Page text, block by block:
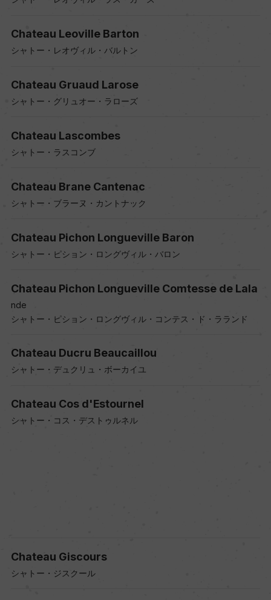
Chateau Leoville Barton
シャトー・レオヴィル・バルトン
Chateau Gruaud Larose
シャトー・グリュオー・ラローズ
Chateau Lascombes
シャトー・ラスコンブ
Chateau Brane Cantenac
シャトー・ブラーヌ・カントナック
Chateau Pichon Longueville Baron
シャトー・ピション・ロングヴィル・バロン
Chateau Pichon Longueville Comtesse de Lala
nde
シャトー・ピション・ロングヴィル・コンテス・ド・ラランド
Chateau Ducru Beaucaillou
シャトー・デュクリュ・ボーカイユ
Chateau Cos d'Estournel
シャトー・コス・デストゥルネル
Chateau Giscours
シャトー・ジスクール